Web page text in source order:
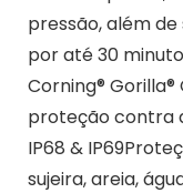
pressão, além
por até 30
Corning®
proteção contra
IP68 &
sujeira, areia,